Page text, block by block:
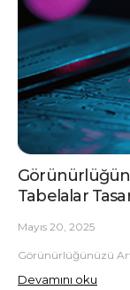
Tabelalar
Mayıs 20, 2025
Devamını oku